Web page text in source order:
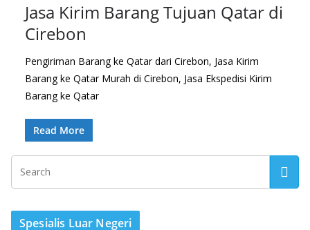
Jasa Kirim Barang Tujuan Qatar di
Cirebon
Pengiriman Barang ke Qatar dari Cirebon, Jasa Kirim
Barang ke Qatar Murah di Cirebon, Jasa Ekspedisi Kirim
Barang ke Qatar
Read More
Spesialis Luar Negeri